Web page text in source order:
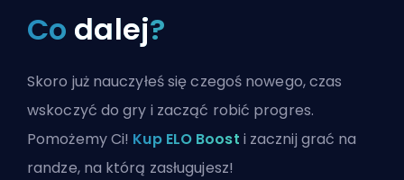
Co dalej?
Skoro już nauczyłeś się czegoś nowego, czas
wskoczyć do gry i zacząć robić progres.
Pomożemy Ci! Kup ELO Boost i zacznij grać na
randze, na którą zasługujesz!